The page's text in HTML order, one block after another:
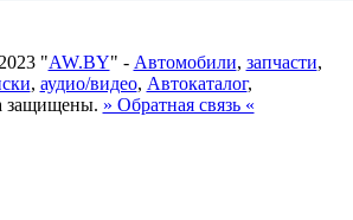
"AW.BY" - Автомобили, запчасти,
, аудио/видео, Автокаталог,
защищены. » Обратная связь «